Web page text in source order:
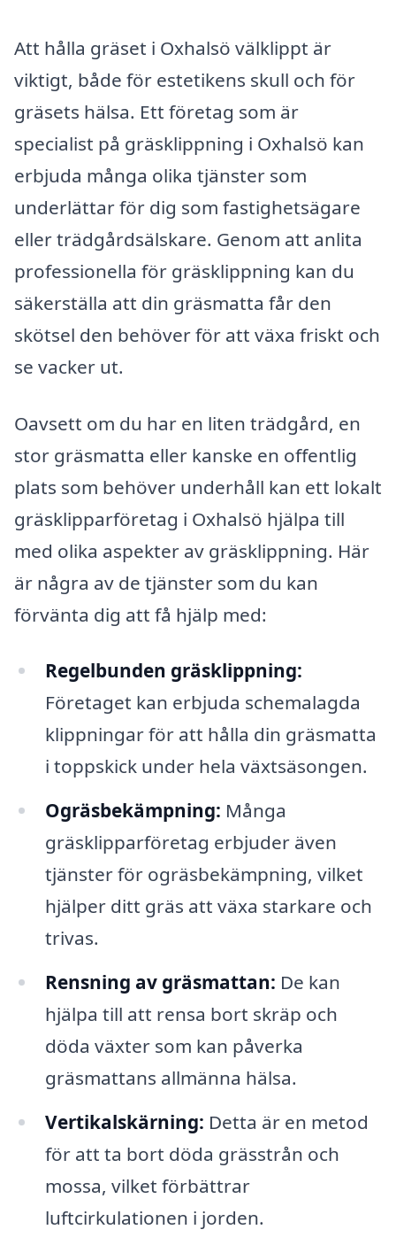
Att hålla gräset i Oxhalsö välklippt är
viktigt, både för estetikens skull och för
gräsets hälsa. Ett företag som är
specialist på gräsklippning i Oxhalsö kan
erbjuda många olika tjänster som
underlättar för dig som fastighetsägare
eller trädgårdsälskare. Genom att anlita
professionella för gräsklippning kan du
säkerställa att din gräsmatta får den
skötsel den behöver för att växa friskt och
se vacker ut.
Oavsett om du har en liten trädgård, en
stor gräsmatta eller kanske en offentlig
plats som behöver underhåll kan ett lokalt
gräsklipparföretag i Oxhalsö hjälpa till
med olika aspekter av gräsklippning. Här
är några av de tjänster som du kan
förvänta dig att få hjälp med:
Regelbunden gräsklippning:
Företaget kan erbjuda schemalagda
klippningar för att hålla din gräsmatta
i toppskick under hela växtsäsongen.
Ogräsbekämpning: Många
gräsklipparföretag erbjuder även
tjänster för ogräsbekämpning, vilket
hjälper ditt gräs att växa starkare och
trivas.
Rensning av gräsmattan: De kan
hjälpa till att rensa bort skräp och
döda växter som kan påverka
gräsmattans allmänna hälsa.
Vertikalskärning: Detta är en metod
för att ta bort döda grässtrån och
mossa, vilket förbättrar
luftcirkulationen i jorden.